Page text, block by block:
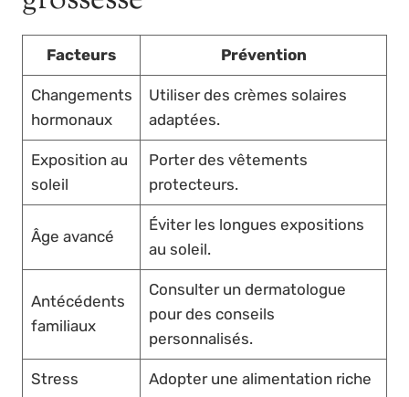
Facteurs Prévention
Changements
hormonaux
Utiliser des crèmes solaires
adaptées.
Exposition au
soleil
Porter des vêtements
protecteurs.
Âge avancé
Éviter les longues expositions
au soleil.
Antécédents
familiaux
Consulter un dermatologue
pour des conseils
personnalisés.
Stress
Adopter une alimentation riche